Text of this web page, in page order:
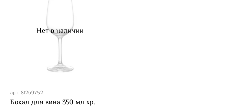
Нет в наличии
арт.81269752
Бокал для вина 350 мл хр.